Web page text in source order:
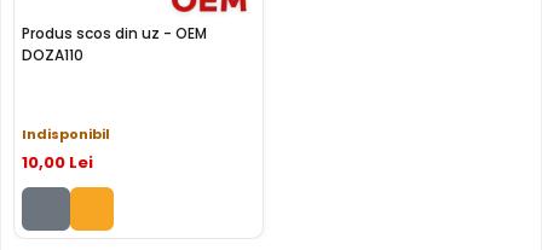
Produs scos din uz - OEM
DOZA110
Indisponibil
10,00 Lei